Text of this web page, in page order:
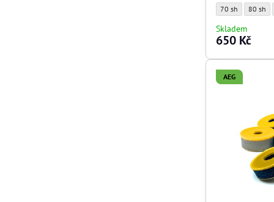
Hlava válce AEG
70 sh Hlava
80 sh
Skladem
650 Kč
AEG